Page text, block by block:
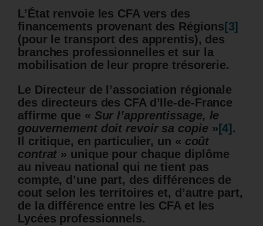
L’État renvoie les CFA vers des
financements provenant des Régions [3]
(pour le transport des apprentis), des
branches professionnelles et sur la
mobilisation de leur propre trésorerie.
Le Directeur de l’association régionale
des directeurs des CFA d’Ile-de-France
affirme que « Sur l’apprentissage, le
gouvernement doit revoir sa copie » [4] .
Il critique, en particulier, un « coût
contrat » unique pour chaque diplôme
au niveau national qui ne tient pas
compte, d’une part, des différences de
cout selon les territoires et, d’autre part,
de la différence entre les CFA et les
Lycées professionnels.